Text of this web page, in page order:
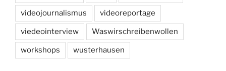
videojournalismus videoreportage
viedeointerview Waswirschreibenwollen
workshops wusterhausen